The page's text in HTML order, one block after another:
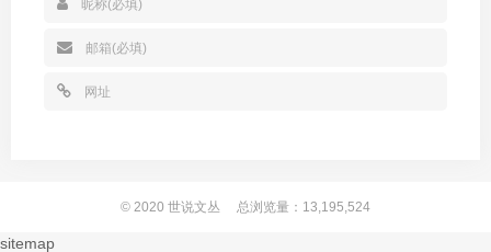
© 2020 世说文丛 总浏览量：13,195,524
sitemap